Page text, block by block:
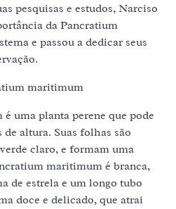
pesquisas e estudos, Narciso
da Pancratium
e passou a dedicar seus
maritimum
uma planta perene que pode
altura. Suas folhas são
claro, e formam uma
maritimum é branca,
de estrela e um longo tubo
doce e delicado, que atrai